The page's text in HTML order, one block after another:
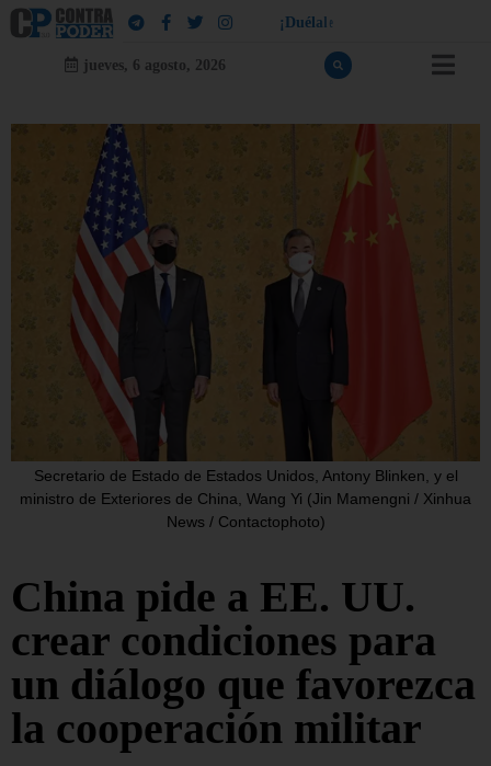
¡ Dué a e
jueves, 6 agosto, 2026
Secretario de Estado de Estados Unidos, Antony Blinken, y el
ministro de Exteriores de China, Wang Yi (Jin Mamengni / Xinhua
News / Contactophoto)
China pide a EE. UU.
crear condiciones para
un diálogo que favorezca
la cooperación militar